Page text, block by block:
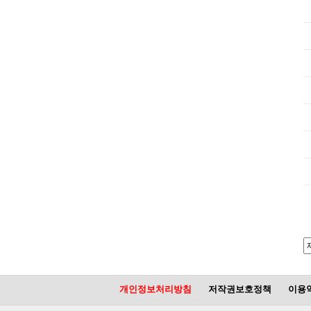
개인정보처리방침 저작권보호정책 이용